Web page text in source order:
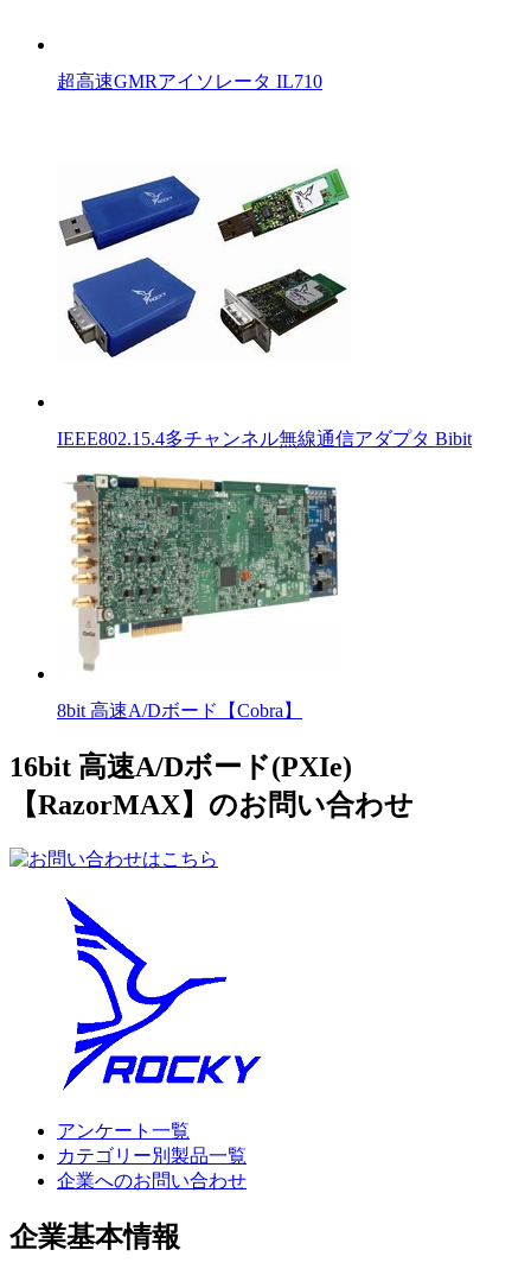
超高速GMRアイソレータ IL710
IEEE802.15.4多チャンネル無線通信アダプタ Bibit
8bit 高速A/Dボード【Cobra】
16bit 高速A/Dボード(PXIe)
【RazorMAX】のお問い合わせ
アンケート一覧
カテゴリー別製品一覧
企業へのお問い合わせ
企業基本情報